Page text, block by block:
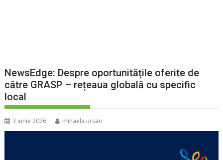
NewsEdge: Despre oportunitățile oferite de
către GRASP – rețeaua globală cu specific
local
3 iunie 2026 mihaela.ursan